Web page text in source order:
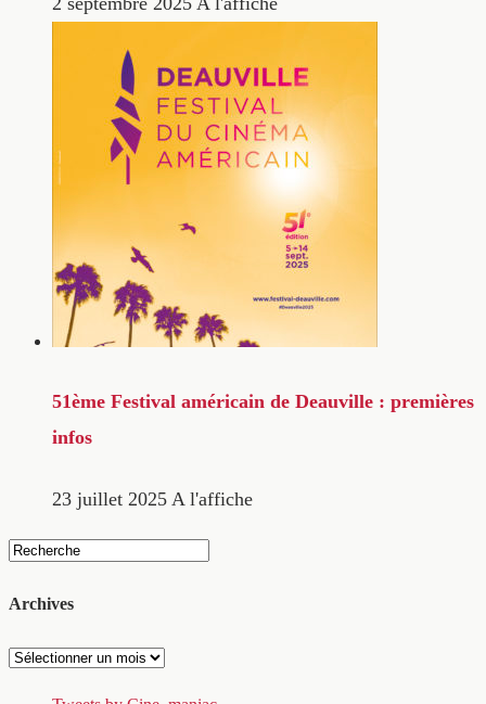
51ème Festival américain de Deauville : premières
infos
23 juillet 2025 A l'affiche
Archives
Archives